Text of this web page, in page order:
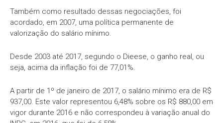
Também como resultado dessas negociações, foi
acordado, em 2007, uma política permanente de
valorização do salário mínimo.
Desde 2003 até 2017, segundo o Dieese, o ganho real, ou
seja, acima da inflação foi de 77,01%.
A partir de 1º de janeiro de 2017, o salário mínimo era de R$
937,00. Este valor representou 6,48% sobre os R$ 880,00 em
vigor durante 2016 e não correspondeu à variação anual do